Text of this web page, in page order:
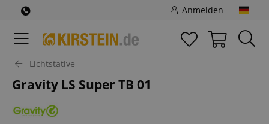
Anmelden
Lichtstative
Gravity LS Super TB 01